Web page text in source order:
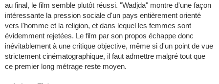
au final, le film semble plutôt réussi. "Wadjda" montre d'une façon
intéressante la pression sociale d'un pays entièrement orienté
vers l'homme et la religion, et dans lequel les femmes sont
évidemment rejetées. Le film par son propos échappe donc
inévitablement à une critique objective, même si d'un point de vue
strictement cinématographique, il faut admettre malgré tout que
ce premier long métrage reste moyen.